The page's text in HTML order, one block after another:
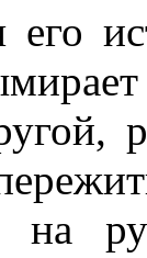
его
на